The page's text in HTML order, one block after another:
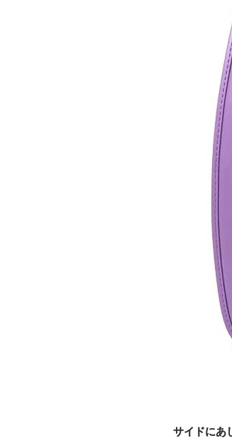
サイドにあ